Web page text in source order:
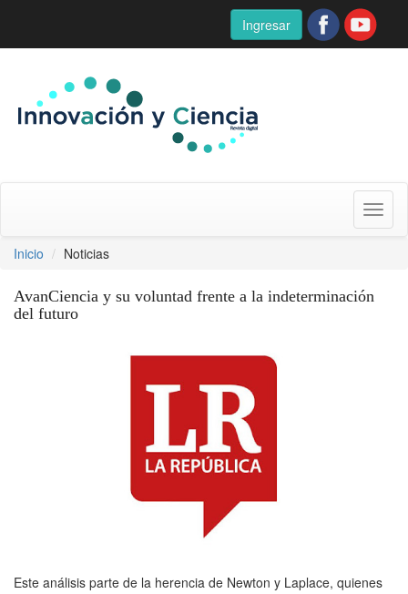
Ingresar
Inicio
Noticias
AvanCiencia y su voluntad frente a la indeterminación
del futuro
Este análisis parte de la herencia de Newton y Laplace, quienes